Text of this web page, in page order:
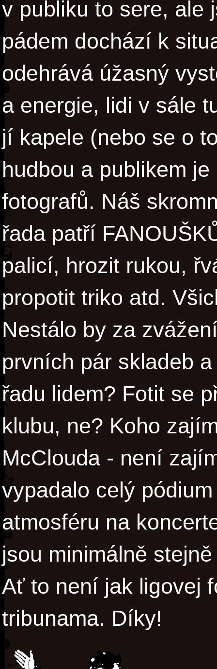
v publiku to sere, ale
pádem dochází k
odehrává úžasný
a energie, lidi v sále
jí kapele (nebo se o
hudbou a publikem
fotografů. Náš
řada patří
palicí, hrozit rukou,
propotit triko atd.
Nestálo by za
prvních pár skladeb
řadu lidem? Fotit se
klubu, ne? Koho
McClouda - není
vypadalo celý
atmosféru na
jsou minimálně
Ať to není jak ligovej
tribunama. Díky!